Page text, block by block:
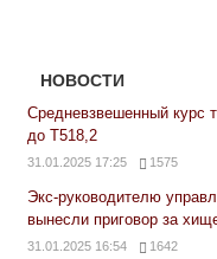
НОВОСТИ
Средневзвешенный курс
до Т518,2
31.01.2025 17:25 1575
Экс-руководителю
вынесли приговор за
31.01.2025 16:54 1642